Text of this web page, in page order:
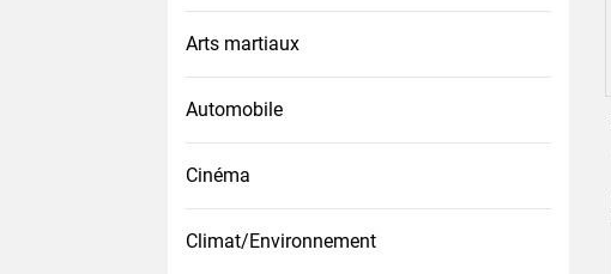
Arts martiaux
Automobile
Cinéma
Climat/Environnement